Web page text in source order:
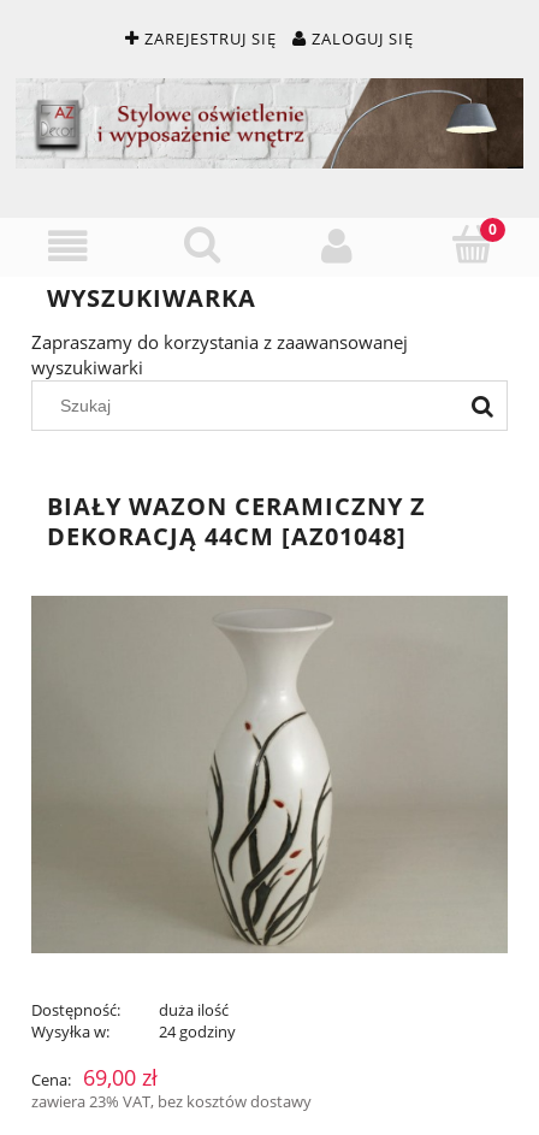
ZAREJESTRUJ SIĘ ZALOGUJ SIĘ
WYSZUKIWARKA
Zapraszamy do korzystania z zaawansowanej
wyszukiwarki
BIAŁY WAZON CERAMICZNY Z
DEKORACJĄ 44CM [AZ01048]
Dostępność:
duża ilość
Wysyłka w:
24 godziny
Cena: 69,00 zł
zawiera 23% VAT, bez kosztów dostawy